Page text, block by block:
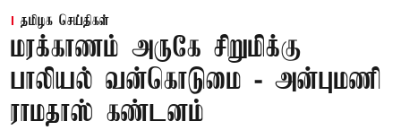
தமிழக செய்திகள்
மரக்காணம் அருகே சிறுமிக்கு
பாலியல் வன்கொடுமை - அன்புமணி
ராமதாஸ் கண்டனம்